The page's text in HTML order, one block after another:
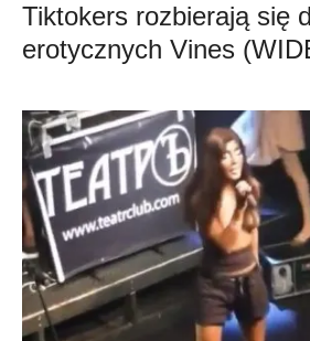
Tiktokers rozbierają się
erotycznych Vines